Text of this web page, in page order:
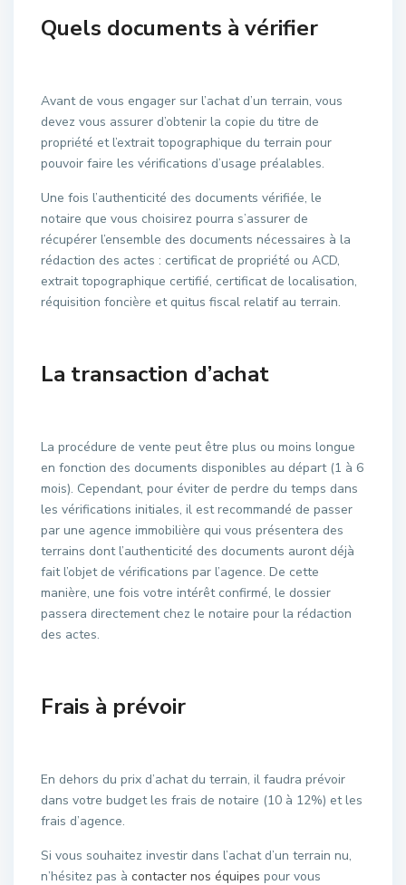
Quels documents à vérifier
Avant de vous engager sur l’achat d’un terrain, vous
devez vous assurer d’obtenir la copie du titre de
propriété et l’extrait topographique du terrain pour
pouvoir faire les vérifications d’usage préalables.
Une fois l’authenticité des documents vérifiée, le
notaire que vous choisirez pourra s’assurer de
récupérer l’ensemble des documents nécessaires à la
rédaction des actes : certificat de propriété ou ACD,
extrait topographique certifié, certificat de localisation,
réquisition foncière et quitus fiscal relatif au terrain.
La transaction d’achat
La procédure de vente peut être plus ou moins longue
en fonction des documents disponibles au départ (1 à 6
mois). Cependant, pour éviter de perdre du temps dans
les vérifications initiales, il est recommandé de passer
par une agence immobilière qui vous présentera des
terrains dont l’authenticité des documents auront déjà
fait l’objet de vérifications par l’agence. De cette
manière, une fois votre intérêt confirmé, le dossier
passera directement chez le notaire pour la rédaction
des actes.
Frais à prévoir
En dehors du prix d’achat du terrain, il faudra prévoir
dans votre budget les frais de notaire (10 à 12%) et les
frais d’agence.
Si vous souhaitez investir dans l’achat d’un terrain nu,
n’hésitez pas àcontacter nos équipes pour vous